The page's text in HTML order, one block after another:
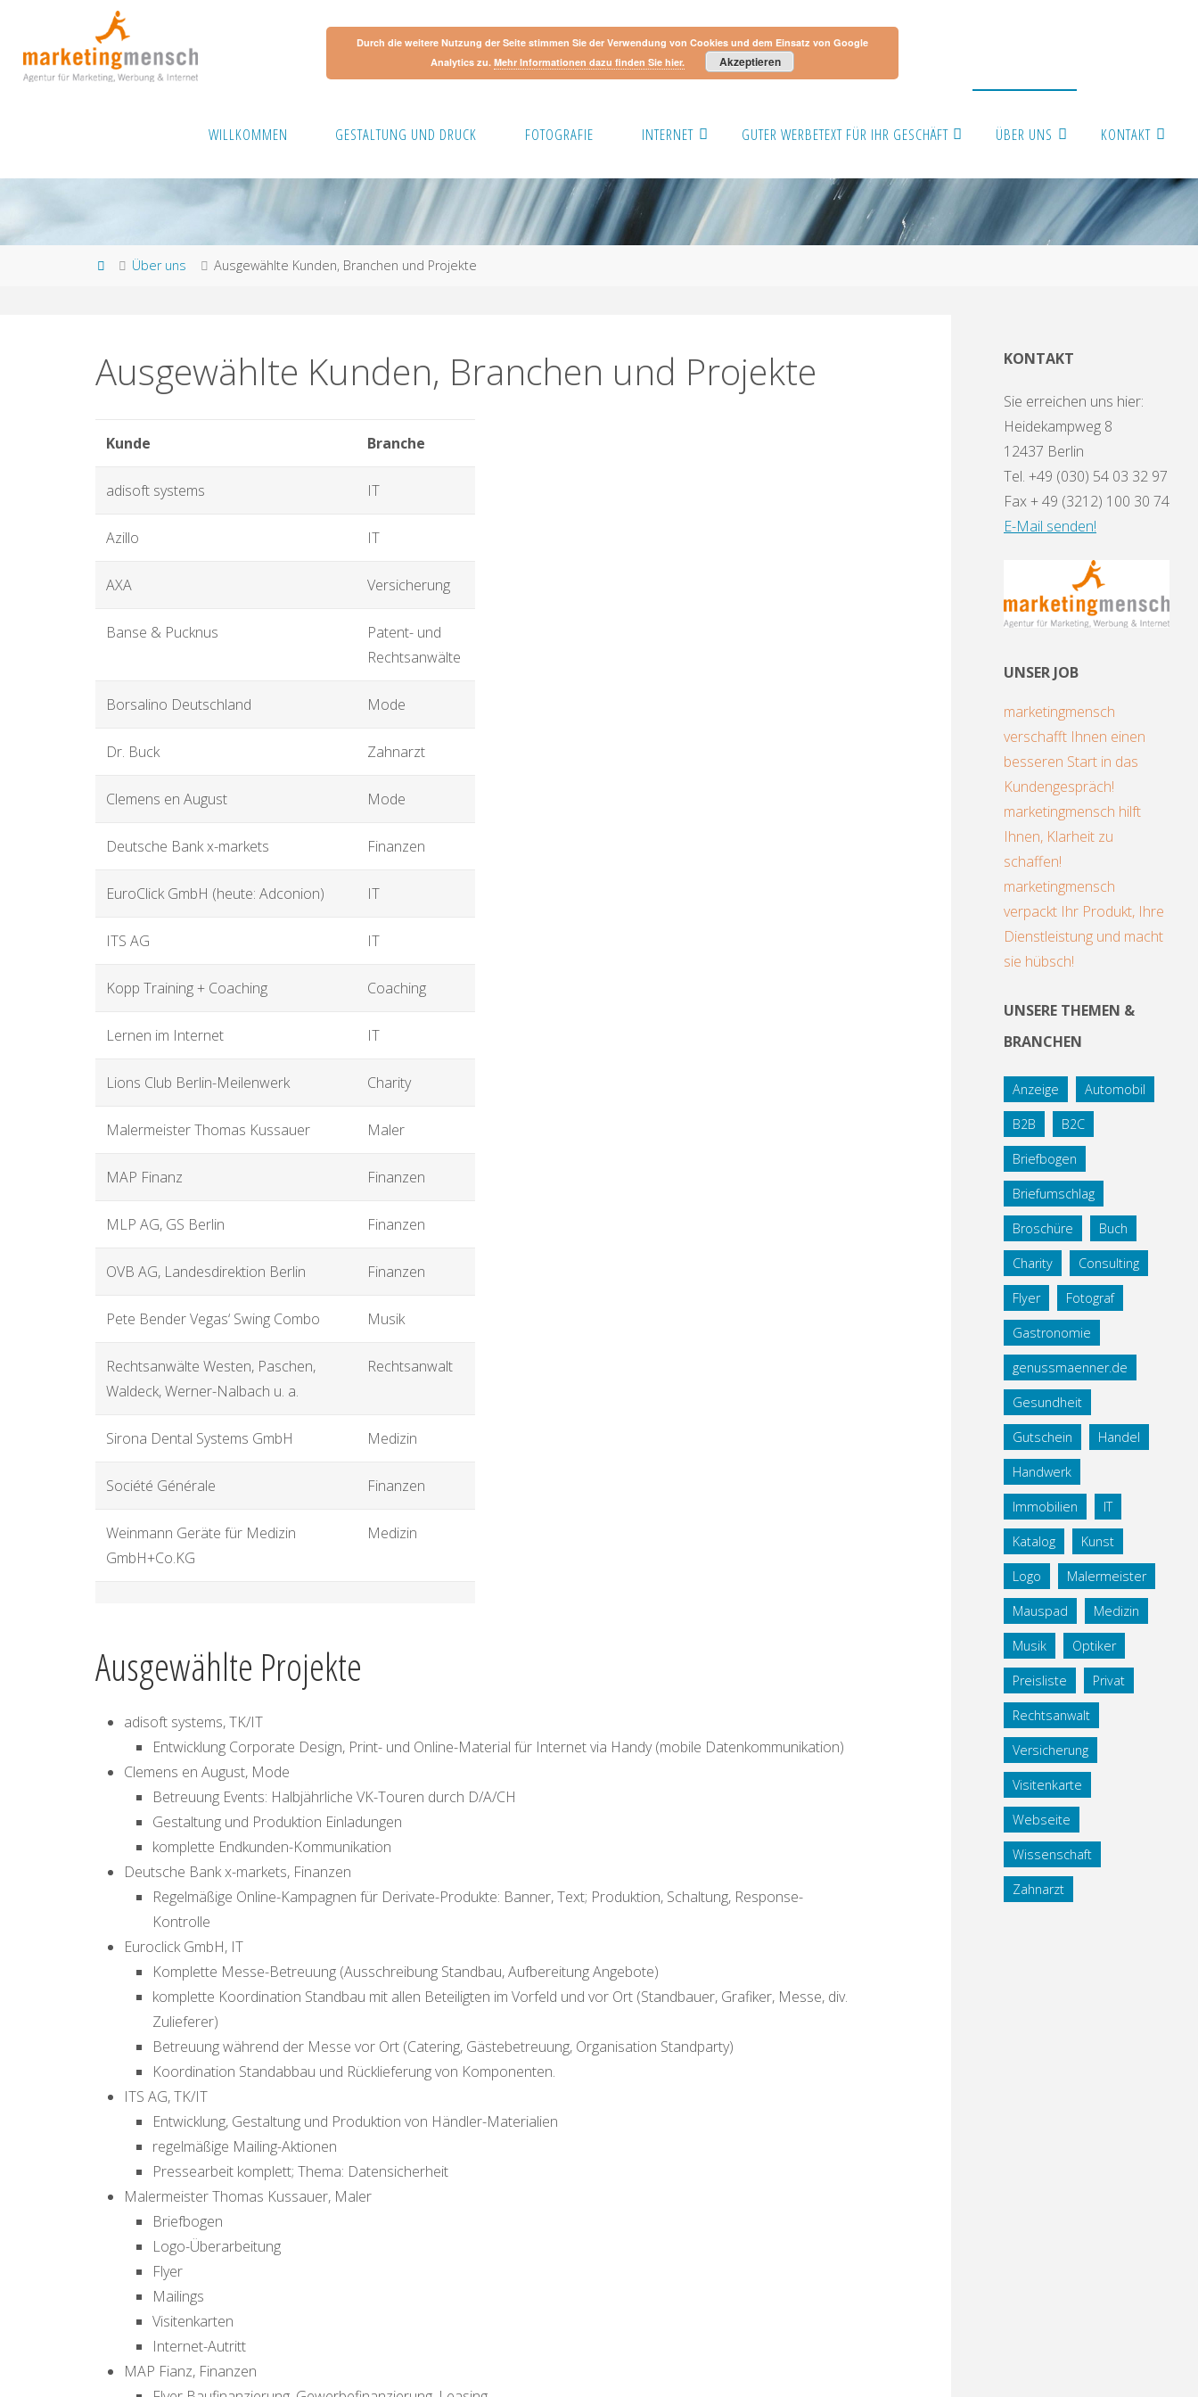
content
WILLKOMMEN GESTALTUNG UND DRUCK FOTOGRAFIE INTERNET GUTER WERBETEXT FÜR IHR GESCHÄFT ÜBER UNS KONTAKT
HomeÜber uns Ausgewählte Kunden, Branchen und Projekte
Ausgewählte Kunden, Branchen und Projekte
Kunde Branche
adisoft systems IT
Azillo IT
AXA Versicherung
Banse & Pucknus
Patent- und
Rechtsanwälte
Borsalino Deutschland Mode
Dr. Buck Zahnarzt
Clemens en August Mode
Deutsche Bank x-markets Finanzen
EuroClick GmbH (heute: Adconion) IT
ITS AG IT
Kopp Training + Coaching Coaching
Lernen im Internet IT
Lions Club Berlin-Meilenwerk Charity
Malermeister Thomas Kussauer Maler
MAP Finanz Finanzen
MLP AG, GS Berlin Finanzen
OVB AG, Landesdirektion Berlin Finanzen
Pete Bender Vegas‘ Swing Combo Musik
Rechtsanwälte Westen, Paschen,
Waldeck, Werner-Nalbach u. a.
Rechtsanwalt
Sirona Dental Systems GmbH Medizin
Société Générale Finanzen
Weinmann Geräte für Medizin
GmbH+Co.KG
Medizin
Ausgewählte Projekte
adisoft systems, TK/IT
Entwicklung Corporate Design, Print- und Online-Material für Internet via Handy (mobile Datenkommunikation)
Clemens en August, Mode
Betreuung Events: Halbjährliche VK-Touren durch D/A/CH
Gestaltung und Produktion Einladungen
komplette Endkunden-Kommunikation
Deutsche Bank x-markets, Finanzen
Regelmäßige Online-Kampagnen für Derivate-Produkte: Banner, Text; Produktion, Schaltung, Response-
Kontrolle
Euroclick GmbH, IT
Komplette Messe-Betreuung (Ausschreibung Standbau, Aufbereitung Angebote)
komplette Koordination Standbau mit allen Beteiligten im Vorfeld und vor Ort (Standbauer, Grafiker, Messe, div.
Zulieferer)
Betreuung während der Messe vor Ort (Catering, Gästebetreuung, Organisation Standparty)
Koordination Standabbau und Rücklieferung von Komponenten.
ITS AG, TK/IT
Entwicklung, Gestaltung und Produktion von Händler-Materialien
regelmäßige Mailing-Aktionen
Pressearbeit komplett; Thema: Datensicherheit
Malermeister Thomas Kussauer, Maler
Briefbogen
Logo-Überarbeitung
Flyer
Mailings
Visitenkarten
Internet-Autritt
MAP Fianz, Finanzen
KONTAKT
Sie erreichen uns hier:
Heidekampweg 8
12437 Berlin
Tel. +49 (030) 54 03 32 97
Fax + 49 (3212) 100 30 74
E-Mail senden!
UNSER JOB
marketingmensch
verschafft Ihnen einen
besseren Start in das
Kundengespräch!
marketingmensch hilft
Ihnen, Klarheit zu
schaffen!
marketingmensch
verpackt Ihr Produkt, Ihre
Dienstleistung und macht
sie hübsch!
UNSERE THEMEN &
BRANCHEN
Anzeige Automobil
B2B B2C
Briefbogen
Briefumschlag
Broschüre Buch
Charity Consulting
Flyer Fotograf
Gastronomie
genussmaenner.de
Gesundheit
Gutschein Handel
Handwerk
Immobilien IT
Katalog Kunst
Logo Malermeister
Mauspad Medizin
Musik Optiker
Preisliste Privat
Rechtsanwalt
Versicherung
Visitenkarte
Webseite
Wissenschaft
Zahnarzt
Durch die weitere Nutzung der Seite stimmen Sie der Verwendung von Cookies und dem Einsatz von Google
Analytics zu. Mehr Informationen dazu finden Sie hier. Akzeptieren